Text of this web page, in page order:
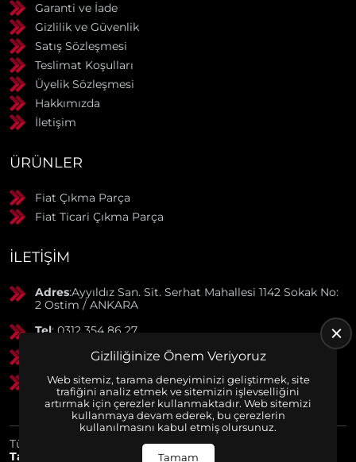
Garanti ve İade
Gizlilik ve Güvenlik
Satış Sözleşmesi
Teslimat Koşulları
Üyelik Sözleşmesi
Hakkımızda
İletişim
ÜRÜNLER
Fiat Çıkma Parça
Fiat Ticari Çıkma Parça
İLETIŞIM
Adres:Ayyıldız San. Sit. Serhat Mahallesi 1142 Sokak No:
2 Ostim / ANKARA
Tel: 0312 354 86 27
: 0506 369 50 55
GSM: 0553 790 38 01
Tüm Hakları Saklıdır. | Bu site Us Yazılım
Tasarım
Paketleri ile Hazırlanmıştır. © 2025
Gizliliğinize Önem Veriyoruz
Web sitemiz, tarama deneyiminizi geliştirmek, site
trafiğini analiz etmek ve sitemizin işlevselliğini
artırmak için çerezler kullanmaktadır. Web sitemizi
kullanmaya devam ederek, bu çerezlerin
kullanılmasını kabul etmiş olursunuz.
Tamam